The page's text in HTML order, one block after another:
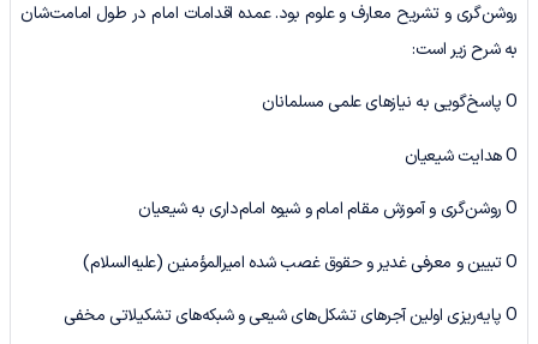
روشن‌گری و تشریح معارف و علوم بود. عمده اقدامات امام در طول امامت‌شان
به شرح زیر است:
O پاسخ‌گویی به نیازهای علمی مسلمانان
O هدایت شیعیان
O روشن‌گری و آموزش مقام امام و شیوه امام‌داری به شیعیان
O تبیین و معرفی غدیر و حقوق غصب شده امیرالمؤمنین (علیه‌السلام)
O پایه‌ریزی اولین آجرهای تشکل‌های شیعی و شبکه‌های تشکیلاتی مخفی